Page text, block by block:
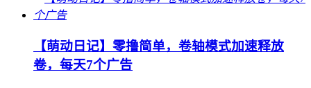
【萌动日记】零撸简单，卷轴模式加速释放
卷，每天7个广告